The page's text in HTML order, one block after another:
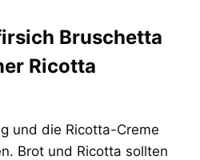
Bruschetta
Ricotta
und die Ricotta-Creme
Brot und Ricotta sollten